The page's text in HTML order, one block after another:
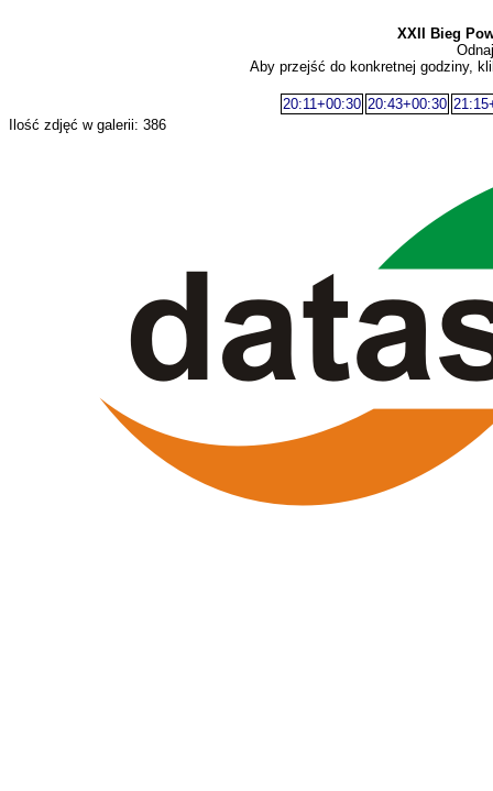
XXII Bieg
Aby przejść do konkretnej godziny,
20:11+00:30 20:43+00:30
Ilość zdjęć w galerii: 386